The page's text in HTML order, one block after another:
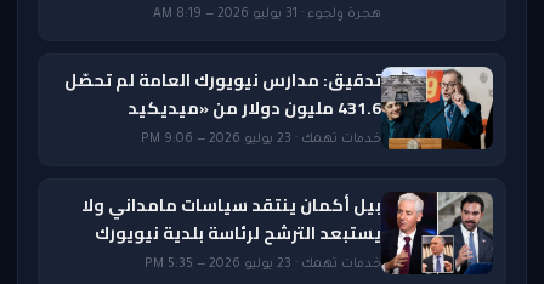
هجرة ولجوء · 31 يوليو 2026 — 8:19 AM
تدقيق: مدارس نيويورك العامة لم تحصّل
431.6 مليون دولار من «ميديكيد
خدمات تهمك · 23 يوليو 2026 — 9:06 PM
بيل أكمان ينتقد سياسات مامداني ولا
يستبعد الترشح لرئاسة بلدية نيويورك
خدمات تهمك · 23 يوليو 2026 — 5:35 PM